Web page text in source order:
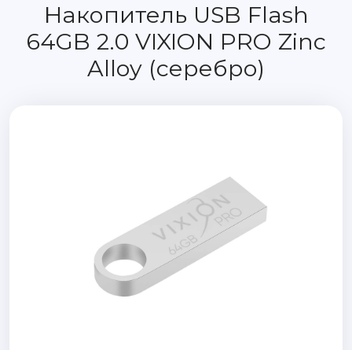
Накопитель USB Flash
64GB 2.0 VIXION PRO Zinc
Alloy (серебро)